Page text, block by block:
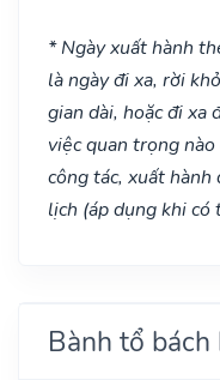
* Ngày xuất hành
là ngày đi xa, rời
gian dài, hoặc đi xa
việc quan trọng
công tác, xuất
lịch (áp dụng khi có
Bành tổ